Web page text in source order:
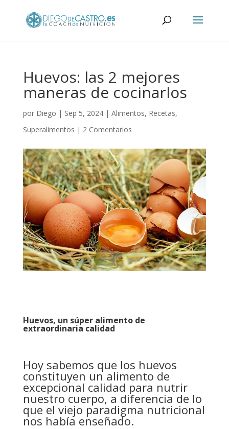
Huevos: las 2 mejores
maneras de cocinarlos
por Diego | Sep 5, 2024| Alimentos, Recetas,
Superalimentos | 2 Comentarios
Huevos, un súper alimento de
extraordinaria calidad
Hoy sabemos que los huevos
constituyen un alimento de
excepcional calidad para nutrir
nuestro cuerpo, a diferencia de lo
que el viejo paradigma nutricional
nos había enseñado.